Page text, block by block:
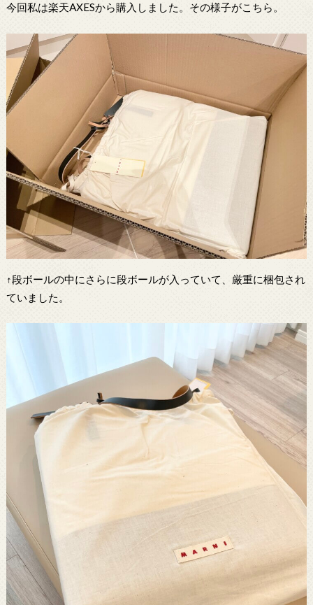
今回私は楽天AXESから購入しました。その様子がこちら。
↑段ボールの中にさらに段ボールが入っていて、厳重に梱包され
ていました。